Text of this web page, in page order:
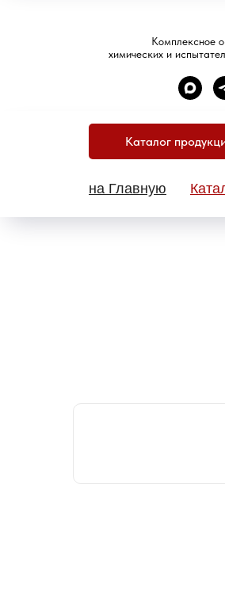
Комплексное
химических и
Каталог
на Главную